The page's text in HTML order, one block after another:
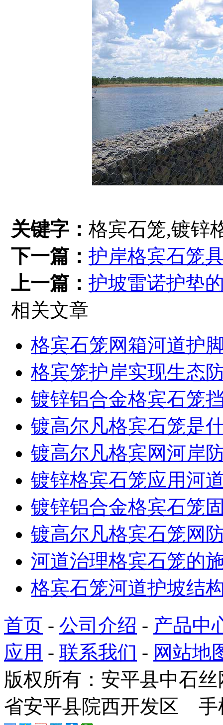
关键字： 格宾石笼,镀锌
下一篇： 护岸格宾石笼
上一篇： 护坡雷诺护垫
相关文章
格宾石笼网箱河道护
格宾笼护岸实现生态
镀锌铝合金格宾石笼
镀高尔凡格宾石笼是
镀高尔凡格宾网河岸
镀锌格宾石笼应用河
镀锌铝合金格宾石笼
镀高尔凡格宾石笼网
河道治理格宾石笼的
格宾石笼河道护坡结
首页 - 公司介绍 - 产品中
应用 - 联系我们 - 网站地
版权所有：安平县中石
省安平县院西开发区 手